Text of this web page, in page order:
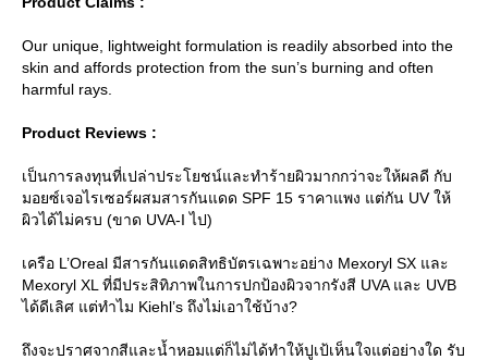
Our unique, lightweight formulation is readily absorbed into the
skin and affords protection from the sun’s burning and often
harmful rays.
Product Reviews :
เป็นการลงทุนที่เปล่าประโยชน์และทำร้ายผิวมากกว่าจะให้ผลดี กับ
มอยซ์เจอไรเซอร์ผสมสารกันแดด SPF 15 ราคาแพง แต่กัน UV ให้
ผิวได้ไม่ครบ (ขาด UVA-I ไป)
เครือ L’Oreal มีสารกันแดดสิทธิบัตรเฉพาะอย่าง Mexoryl SX และ
Mexoryl XL ที่มีประสิทิภาพในการปกป้องผิวจากรังสี UVA และ UVB
ได้ดีเลิศ แต่ทำไม Kiehl’s ถึงไม่เอาใช้บ้าง?
ถึงจะปราศจากสีและน้ำหอมแต่ก็ไม่ได้ทำให้ปูเป้เห็นใจแต่อย่างใด รับ